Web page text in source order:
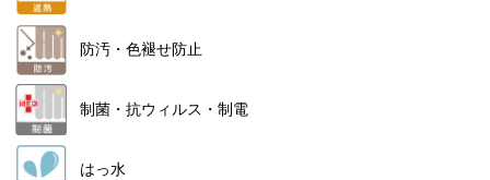
防汚・色褪せ防止
制菌・抗ウィルス・制電
はっ水